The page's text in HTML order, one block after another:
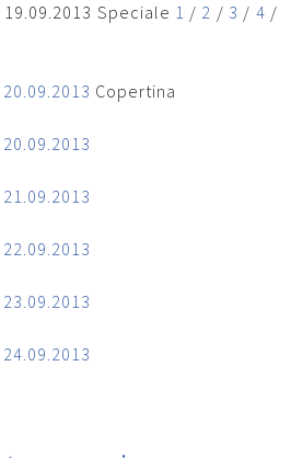
Speciale 1 / 2 / 3 / 4 /
Copertina